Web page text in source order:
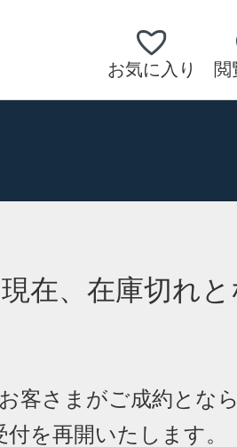
お気に入り 閲
在、在庫切れ
客さまがご成約とな
を再開いたします。